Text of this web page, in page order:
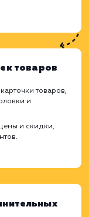
-
который